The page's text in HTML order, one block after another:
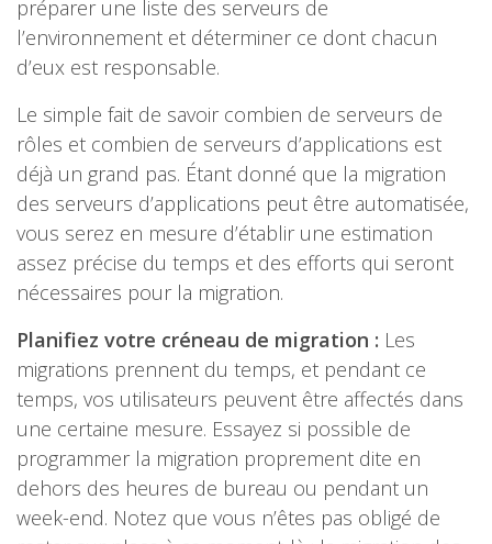
préparer une liste des serveurs de
l’environnement et déterminer ce dont chacun
d’eux est responsable.
Le simple fait de savoir combien de serveurs de
rôles et combien de serveurs d’applications est
déjà un grand pas. Étant donné que la migration
des serveurs d’applications peut être automatisée,
vous serez en mesure d’établir une estimation
assez précise du temps et des efforts qui seront
nécessaires pour la migration.
Planifiez votre créneau de migration : Les
migrations prennent du temps, et pendant ce
temps, vos utilisateurs peuvent être affectés dans
une certaine mesure. Essayez si possible de
programmer la migration proprement dite en
dehors des heures de bureau ou pendant un
week-end. Notez que vous n’êtes pas obligé de